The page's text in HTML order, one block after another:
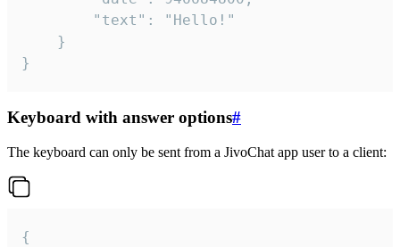
}
Keyboard with answer options#
The keyboard can only be sent from a JivoChat app user to a client:
{